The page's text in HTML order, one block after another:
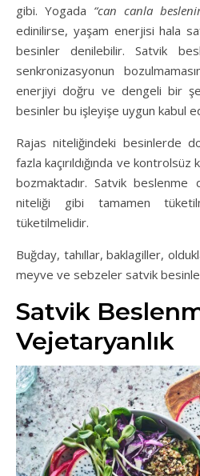
gibi. Yogada “can canla
edinilirse, yaşam enerjisi hala
besinler denilebilir. Satvik
senkronizasyonun
enerjiyi doğru ve dengeli bir
besinler bu işleyişe uygun kabul
Rajas niteliğindeki besinlerde
fazla kaçırıldığında ve kontrolsüz
bozmaktadır. Satvik beslenme
niteliği gibi tamamen
tüketilmelidir.
Buğday, tahıllar, baklagiller,
meyve ve sebzeler satvik
Satvik
Vejetaryanlık